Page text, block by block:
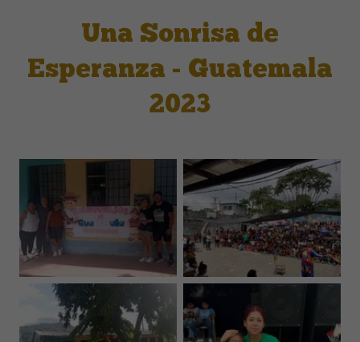
Una Sonrisa de
Esperanza - Guatemala
2023